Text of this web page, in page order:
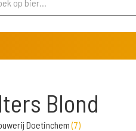
Blond
Doetinchem(7)